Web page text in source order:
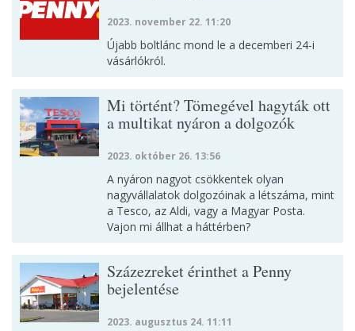
2023. november 22. 11:20
Újabb boltlánc mond le a decemberi 24-i
vásárlókról.
Mi történt? Tömegével hagyták ott
a multikat nyáron a dolgozók
2023. október 26. 13:56
A nyáron nagyot csökkentek olyan
nagyvállalatok dolgozóinak a létszáma, mint
a Tesco, az Aldi, vagy a Magyar Posta.
Vajon mi állhat a háttérben?
Százezreket érinthet a Penny
bejelentése
2023. augusztus 24. 11:11